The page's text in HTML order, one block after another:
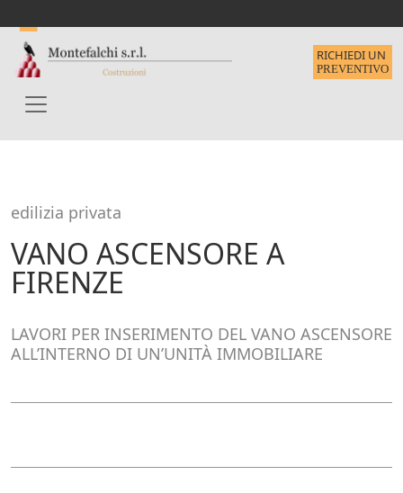
RICHIEDI UN
PREVENTIVO
edilizia privata
VANO ASCENSORE A
FIRENZE
LAVORI PER INSERIMENTO DEL VANO ASCENSORE
ALL’INTERNO DI UN’UNITÀ IMMOBILIARE